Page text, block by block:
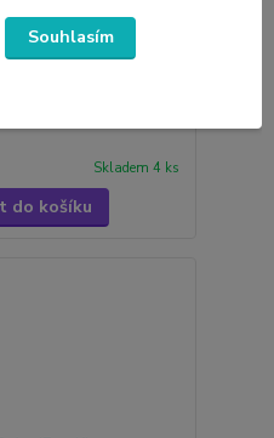
Skladem 4 ks
do košíku
Souhlasím